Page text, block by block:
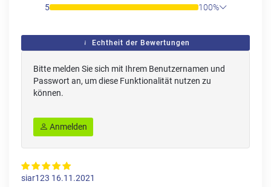
5 100%
Echtheit der Bewertungen
Bitte melden Sie sich mit Ihrem Benutzernamen und
Passwort an, um diese Funktionalität nutzen zu
können.
Anmelden
siar123 16.11.2021